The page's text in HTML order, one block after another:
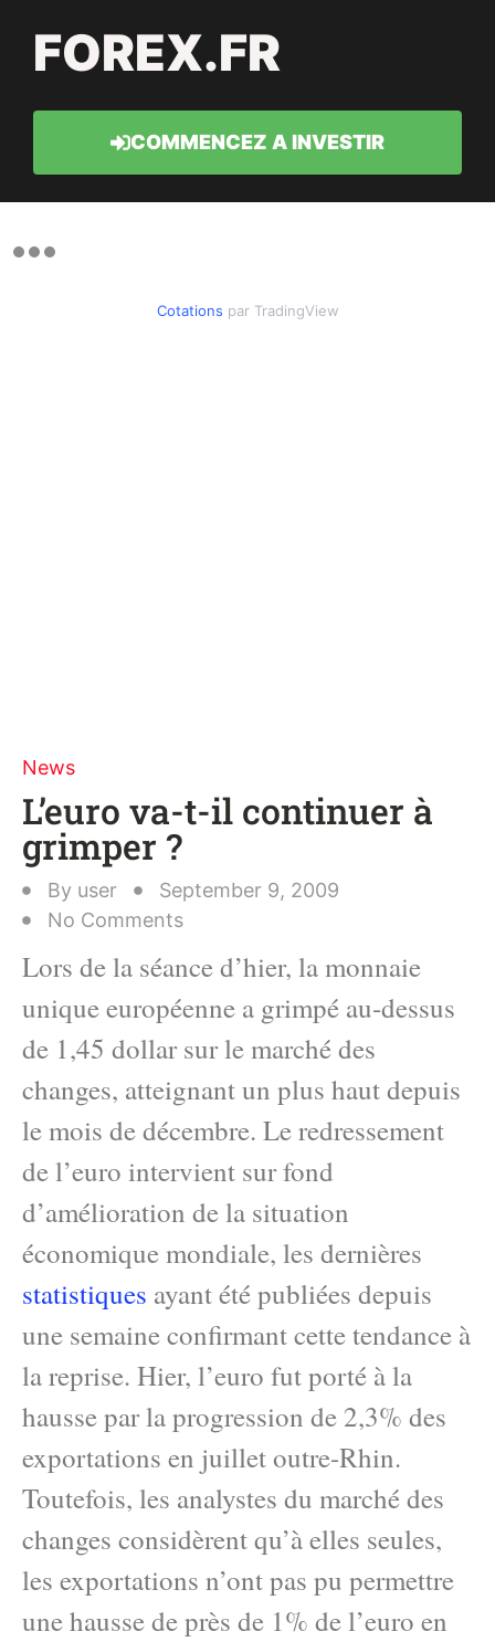
FOREX.FR
COMMENCEZ A INVESTIR
Cotations par TradingView
News
L’euro va-t-il continuer à
grimper ?
By user
September 9, 2009
No Comments
Lors de la séance d’hier, la monnaie
unique européenne a grimpé au-dessus
de 1,45 dollar sur le marché des
changes, atteignant un plus haut depuis
le mois de décembre. Le redressement
de l’euro intervient sur fond
d’amélioration de la situation
économique mondiale, les dernières
statistiques ayant été publiées depuis
une semaine confirmant cette tendance à
la reprise. Hier, l’euro fut porté à la
hausse par la progression de 2,3% des
exportations en juillet outre-Rhin.
Toutefois, les analystes du marché des
changes considèrent qu’à elles seules,
les exportations n’ont pas pu permettre
une hausse de près de 1% de l’euro en